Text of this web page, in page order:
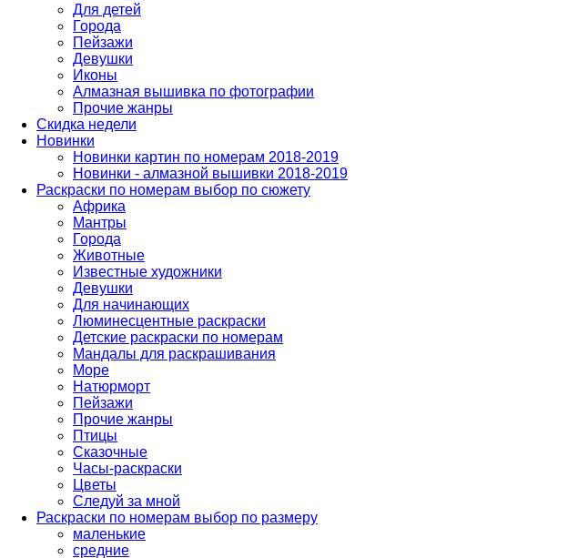
Для детей
Города
Пейзажи
Девушки
Иконы
Алмазная вышивка по фотографии
Прочие жанры
Скидка недели
Новинки
Новинки картин по номерам 2018-2019
Новинки - алмазной вышивки 2018-2019
Раскраски по номерам выбор по сюжету
Африка
Мантры
Города
Животные
Известные художники
Девушки
Для начинающих
Люминесцентные раскраски
Детские раскраски по номерам
Мандалы для раскрашивания
Море
Натюрморт
Пейзажи
Прочие жанры
Птицы
Сказочные
Часы-раскраски
Цветы
Следуй за мной
Раскраски по номерам выбор по размеру
маленькие
средние